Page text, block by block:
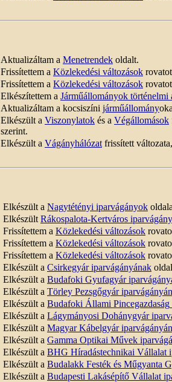
Aktualizáltam a Menetrendek oldalt.
Frissítettem a Közlekedési változások
Frissítettem a Közlekedési változások
Elkészítettem a Járműállományok történelmi
Aktualizáltam a kocsiszíni járműállomány
Elkészült a Viszonylatok és a Végállomások
szerint.
Elkészült a Vágányhálózat frissített
Elkészült a Nagytétényi iparvágányok
Elkészült Rákospalota-Kertváros
Frissítettem a Közlekedési változások
Frissítettem a Közlekedési változások
Frissítettem a Közlekedési változások
Elkészült a Csirkegyáriparvágányának
Elkészült a Budafoki Gyufagyár
Elkészült a Törley Pezsgőgyár
Elkészült a Budafoki Állami Pincegazdaság
Elkészült a Lágymányosi Dohánygyár
Elkészült a Magyar Kábelgyár
Elkészült a Gamma Optikai Művek
Elkészült a BHG Híradástechnikai Vállalat
Elkészült a Budalakk Festék és Műgyanta
Elkészült a Budapesti Lakásépítő Vállalat